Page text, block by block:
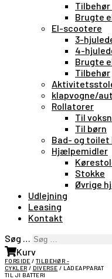
Brugte
El-scootere
3-
4-
Brugte
Tilbehør
klapvogne/
Rollatorer
Til
Til børn
Bad- og
Hjælpemidler
Stokke
Øvrige
Udlejning
Leasing
Kontakt
Søg …
Kurv
FORSIDE /TILBEHØR -
CYKLER / DIVERSE / LADEAPPARAT
TIL JI BATTERI